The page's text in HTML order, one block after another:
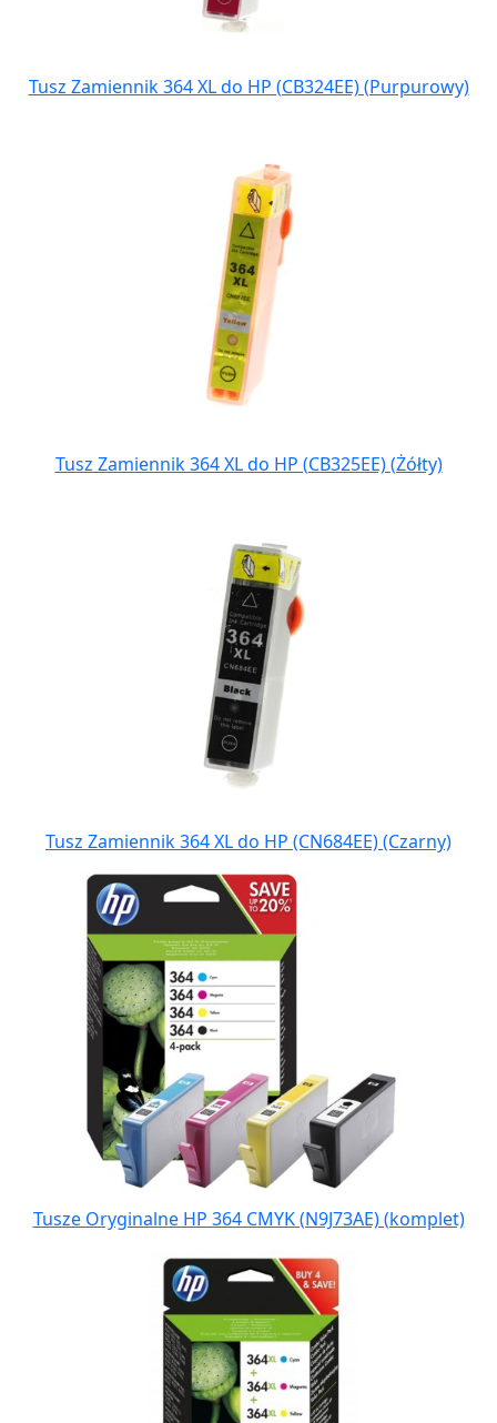
Tusz Zamiennik 364 XL do HP (CB324EE) (Purpurowy)
Tusz Zamiennik 364 XL do HP (CB325EE) (Żółty)
Tusz Zamiennik 364 XL do HP (CN684EE) (Czarny)
Tusze Oryginalne HP 364 CMYK (N9J73AE) (komplet)